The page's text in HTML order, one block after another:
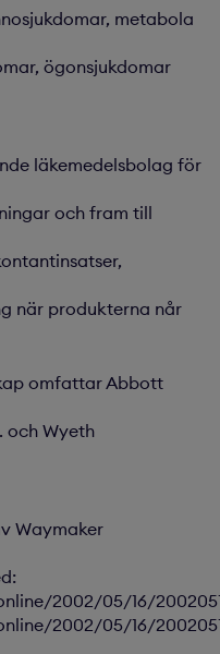
metabola
ögonsjukdomar
läkemedelsbolag för
och fram till
när produkterna når
omfattar Abbott
och Wyeth
Waymaker
2002/05/16/
2002/05/16/